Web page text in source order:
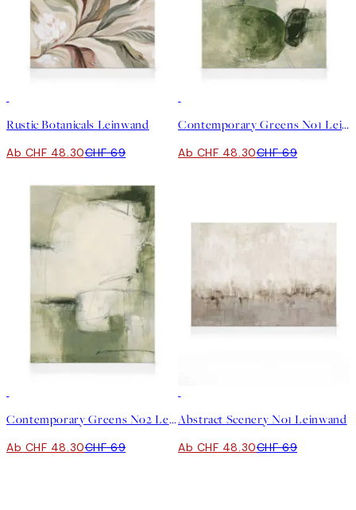
Rustic Botanicals Leinwand
Ab CHF 48.30CHF 69
Contemporary Greens No1 Leinwand
Ab CHF 48.30CHF 69
Contemporary Greens No2 Leinwand
Ab CHF 48.30CHF 69
Abstract Scenery No1 Leinwand
Ab CHF 48.30CHF 69